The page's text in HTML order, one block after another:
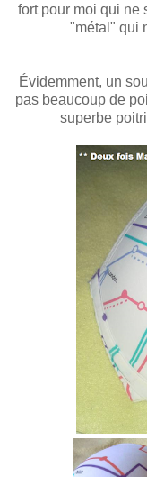
fort pour moi qui ne
"métal" qui
Évidemment, un
pas beaucoup de
superbe